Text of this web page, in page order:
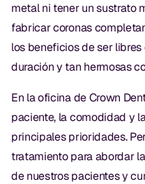
Reparaciones el Mismo Día
COSMÉTICA
Coronas de Cerámica
Carillas
TECNOLOGÍA
metal ni tener un sustrato
fabricar coronas
los beneficios de ser
duración y tan hermosas
En la oficina de Crown
paciente, la comodidad y
principales prioridades.
tratamiento para abordar
de nuestros pacientes y